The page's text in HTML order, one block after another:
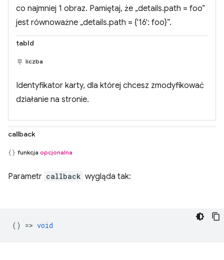
co najmniej 1 obraz. Pamiętaj, że „details.path = foo”
jest równoważne „details.path = {'16': foo}”.
tabId
liczba
Identyfikator karty, dla której chcesz zmodyfikować
działanie na stronie.
callback
funkcja opcjonalna
Parametr callback wygląda tak:
() => void